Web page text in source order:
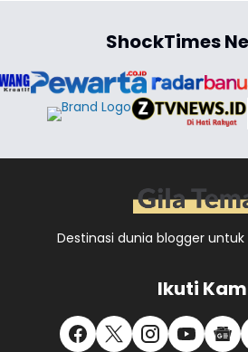
ShockTimes
Destinasi dunia blogger
Ikuti